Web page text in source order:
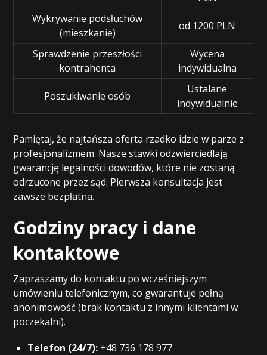
Wykrywanie podsłuchów
(mieszkanie)
od 1200 PLN
Sprawdzenie przeszłości
kontrahenta
Wycena
indywidualna
Poszukiwanie osób
Ustalane
indywidualnie
Pamiętaj, że najtańsza oferta rzadko idzie w parze z
profesjonalizmem. Nasze stawki odzwierciedlają
gwarancję legalności dowodów, które nie zostaną
odrzucone przez sąd. Pierwsza konsultacja jest
zawsze bezpłatna.
Godziny pracy i dane
kontaktowe
Zapraszamy do kontaktu po wcześniejszym
umówieniu telefonicznym, co gwarantuje pełną
anonimowość (brak kontaktu z innymi klientami w
poczekalni).
Telefon (24/7): +48 736 178 977